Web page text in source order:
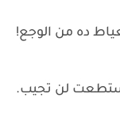
ده من الوجع!
استطعت لن تجيب.